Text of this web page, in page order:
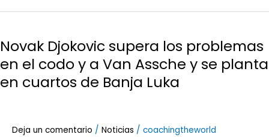
Novak Djokovic supera los problemas
en el codo y a Van Assche y se planta
en cuartos de Banja Luka
Deja un comentario / Noticias / coachingtheworld
supera
problemas
en